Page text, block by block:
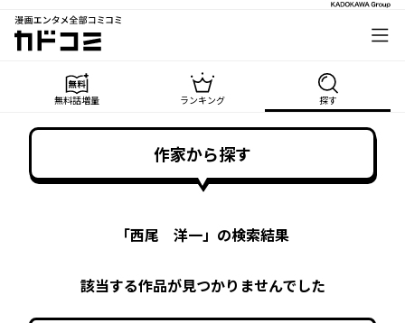
漫画エンタメ全部コミコミ
カドコミ
無料話増量 ランキング 探す
作家から探す
「西尾 洋一」の検索結果
該当する作品が見つかりませんでした